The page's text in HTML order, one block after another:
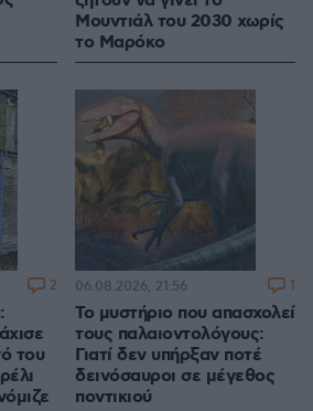
Μουντιάλ του 2030 χωρίς
το Μαρόκο
του
2
Το μυστήριο που απασχολεί
τους παλαιοντολόγους:
Γιατί δεν υπήρξαν ποτέ
δεινόσαυροι σε μέγεθος
ποντικιού
06.08.2026, 21:56 1